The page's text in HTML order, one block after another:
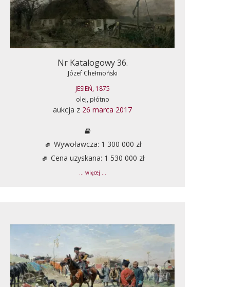
Nr Katalogowy 36.
Józef Chełmoński
JESIEŃ, 1875
olej, płótno
aukcja z 26 marca 2017
Wywoławcza: 1 300 000 zł
Cena uzyskana: 1 530 000 zł
... więcej ...